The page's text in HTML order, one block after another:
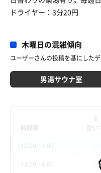
ドライヤー：3分20円
木曜日の混雑傾向
ユーザーさんの投稿を基にした
男湯サウナ室
件